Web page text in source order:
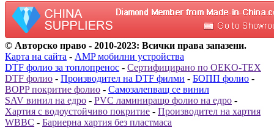
© Авторско право - 2010-2023: Всички права запазени.
Карта на сайта - AMP мобилни устройства
DTF фолио за топлопренос - Сертифицирано по OEKO-TEX
DTF фолио - Производител на DTF филми - БОПП фолио -
BOPP покритие фолио - Самозалепващ се винил
SAV винил на едро - PVC ламиниращо фолио на едро -
Хартия с водоустойчиво покритие - Производител на хартия
WBBC - Бариерна хартия без пластмаса